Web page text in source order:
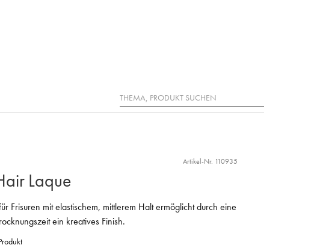
Suche
Artikel-Nr. 110935
Laque
Frisuren mit elastischem, mittlerem Halt ermöglicht durch eine
ein kreatives Finish.